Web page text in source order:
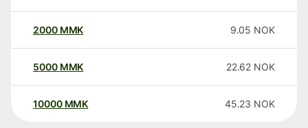
2000 MMK 9.05 NOK
5000 MMK 22.62 NOK
10000 MMK 45.23 NOK